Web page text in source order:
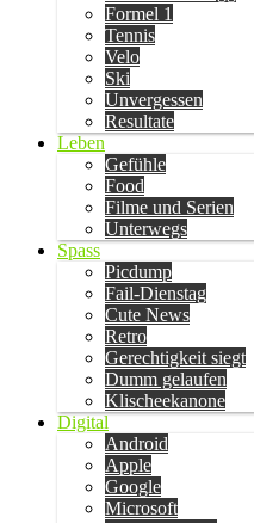
Formel 1
Tennis
Velo
Ski
Unvergessen
Resultate
Leben
Gefühle
Food
Filme und Serien
Unterwegs
Spass
Picdump
Fail-Dienstag
Cute News
Retro
Gerechtigkeit siegt
Dumm gelaufen
Klischeekanone
Digital
Android
Apple
Google
Microsoft